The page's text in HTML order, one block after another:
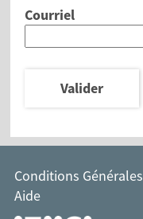
Courriel
Valider
Conditions Générales
Aide